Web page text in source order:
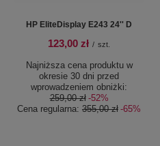
HP EliteDisplay E243 24'' D
123,00 zł / szt.
Najniższa cena produktu w
okresie 30 dni przed
wprowadzeniem obniżki:
259,00 zł -52%
Cena regularna: 355,00 zł -65%